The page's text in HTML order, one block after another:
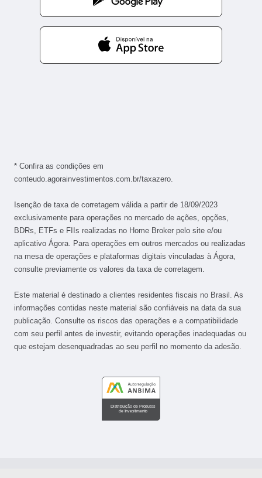
* Confira as condições em
conteudo.agorainvestimentos.com.br/taxazero.
Isenção de taxa de corretagem válida a partir de 18/09/2023
exclusivamente para operações no mercado de ações, opções,
BDRs, ETFs e FIIs realizadas no Home Broker pelo site e/ou
aplicativo Ágora. Para operações em outros mercados ou realizadas
na mesa de operações e plataformas digitais vinculadas à Ágora,
consulte previamente os valores da taxa de corretagem.
Este material é destinado a clientes residentes fiscais no Brasil. As
informações contidas neste material são confiáveis na data da sua
publicação. Consulte os riscos das operações e a compatibilidade
com seu perfil antes de investir, evitando operações inadequadas ou
que estejam desenquadradas ao seu perfil no momento da adesão.